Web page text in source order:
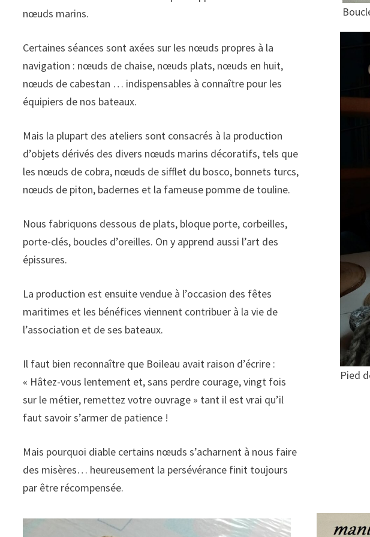
nœuds marins.
Certaines séances sont axées sur les nœuds propres à la
navigation : nœuds de chaise, nœuds plats, nœuds en huit,
nœuds de cabestan … indispensables à connaître pour les
équipiers de nos bateaux.
Mais la plupart des ateliers sont consacrés à la production
d’objets dérivés des divers nœuds marins décoratifs, tels que
les nœuds de cobra, nœuds de sifflet du bosco, bonnets turcs,
nœuds de piton, badernes et la fameuse pomme de touline.
Nous fabriquons dessous de plats, bloque porte, corbeilles,
porte-clés, boucles d’oreilles. On y apprend aussi l’art des
épissures.
La production est ensuite vendue à l’occasion des fêtes
maritimes et les bénéfices viennent contribuer à la vie de
l’association et de ses bateaux.
Il faut bien reconnaître que Boileau avait raison d’écrire :
« Hâtez-vous lentement et, sans perdre courage, vingt fois
sur le métier, remettez votre ouvrage » tant il est vrai qu’il
faut savoir s’armer de patience !
Mais pourquoi diable certains nœuds s’acharnent à nous faire
des misères… heureusement la persévérance finit toujours
par être récompensée.
Pied